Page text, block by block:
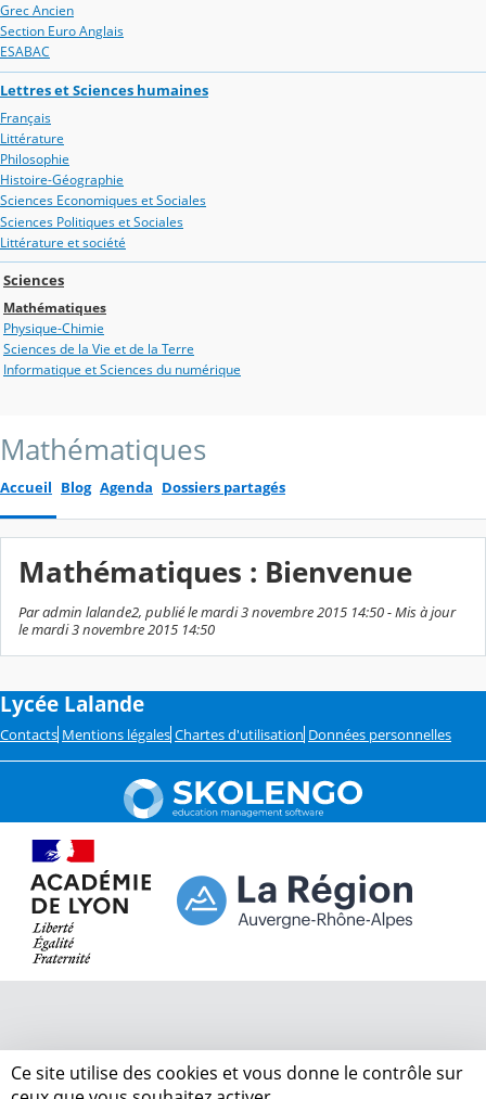
Grec Ancien
Section Euro Anglais
ESABAC
Lettres et Sciences humaines
Français
Littérature
Philosophie
Histoire-Géographie
Sciences Economiques et Sociales
Sciences Politiques et Sociales
Littérature et société
Sciences
Mathématiques
Physique-Chimie
Sciences de la Vie et de la Terre
Informatique et Sciences du numérique
Mathématiques
Accueil Blog Agenda Dossiers partagés
Mathématiques : Bienvenue
Par admin lalande2, publié le mardi 3 novembre 2015 14:50 - Mis à jour
le mardi 3 novembre 2015 14:50
Lycée Lalande
Contacts Mentions légales Chartes d'utilisation Données personnelles
Ce site utilise des cookies et vous donne le contrôle sur